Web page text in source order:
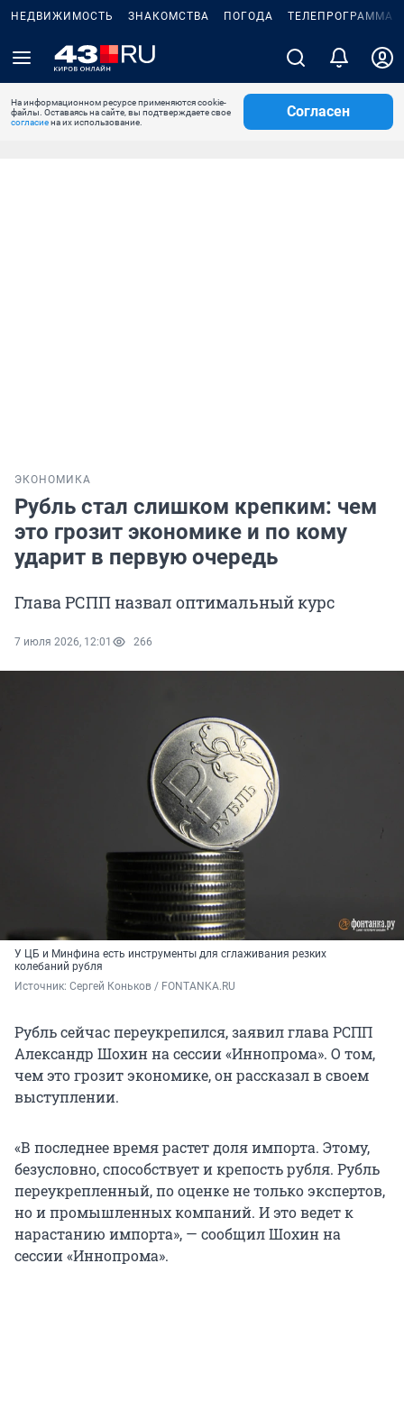
НЕДВИЖИМОСТЬ ЗНАКОМСТВА ПОГОДА ТЕЛЕПРОГРАММА
На информационном ресурсе применяются cookie-
файлы. Оставаясь на сайте, вы подтверждаете свое
согласиена их использование.
Согласен
ЭКОНОМИКА
Рубль стал слишком крепким: чем
это грозит экономике и по кому
ударит в первую очередь
Глава РСПП назвал оптимальный курс
7 июля 2026, 12:01 266
У ЦБ и Минфина есть инструменты для сглаживания резких
колебаний рубля
Источник: Сергей Коньков / FONTANKA.RU
Рубль сейчас переукрепился, заявил глава РСПП
Александр Шохин на сессии «Иннопрома». О том,
чем это грозит экономике, он рассказал в своем
выступлении.
«В последнее время растет доля импорта. Этому,
безусловно, способствует и крепость рубля. Рубль
переукрепленный, по оценке не только экспертов,
но и промышленных компаний. И это ведет к
нарастанию импорта», — сообщил Шохин на
сессии «Иннопрома».